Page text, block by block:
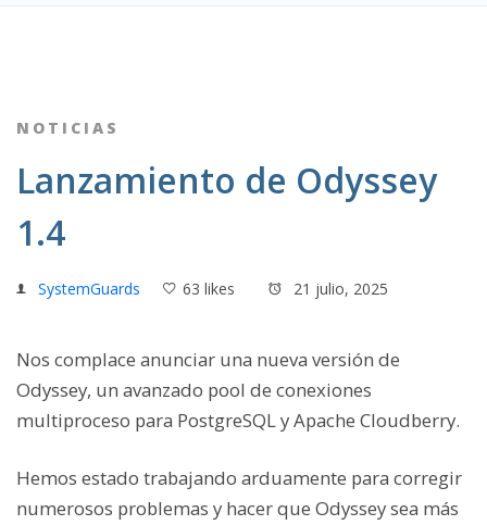
NOTICIAS
Lanzamiento de Odyssey
1.4
SystemGuards 63 likes 21 julio, 2025
Nos complace anunciar una nueva versión de
Odyssey, un avanzado pool de conexiones
multiproceso para PostgreSQL y Apache Cloudberry.
Hemos estado trabajando arduamente para corregir
numerosos problemas y hacer que Odyssey sea más